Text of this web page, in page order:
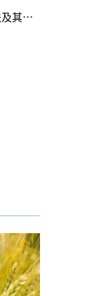
【教材经纬】（24）《稀土元素示踪法及其在土壤侵蚀研究中的应用》出版发行